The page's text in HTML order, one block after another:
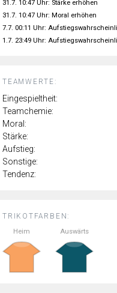
TRIKOTFARBEN:
Heim Auswärts
TEAMWERTE:
Eingespieltheit:
Teamchemie:
Moral:
Stärke:
Aufstieg:
Sonstige:
Tendenz:
31.7. 10:47 Uhr: Stärke erhöhen
31.7. 10:47 Uhr: Moral erhöhen
7.7. 00:11 Uhr:
1.7. 23:49 Uhr: